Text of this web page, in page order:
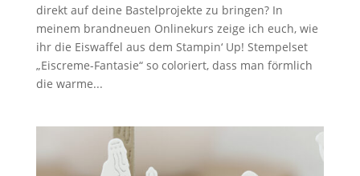
direkt auf deine Bastelprojekte zu bringen? In
meinem brandneuen Onlinekurs zeige ich euch, wie
ihr die Eiswaffel aus dem Stampin‘ Up! Stempelset
„Eiscreme-Fantasie“ so coloriert, dass man förmlich
die warme...